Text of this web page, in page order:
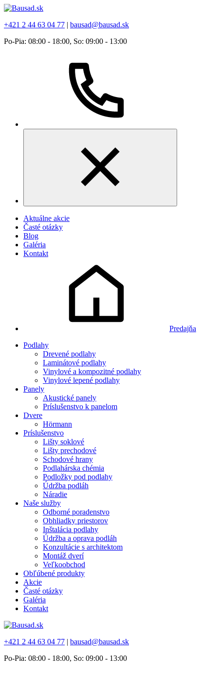
+421 2 44 63 04 77 | bausad@bausad.sk
Po-Pia: 08:00 - 18:00, So: 09:00 - 13:00
Aktuálne akcie
Časté otázky
Blog
Galéria
Kontakt
Predajňa
Podlahy
Drevené podlahy
Laminátové podlahy
Vinylové a kompozitné podlahy
Vinylové lepené podlahy
Panely
Akustické panely
Príslušenstvo k panelom
Dvere
Hörmann
Príslušenstvo
Lišty soklové
Lišty prechodové
Schodové hrany
Podlahárska chémia
Podložky pod podlahy
Údržba podláh
Náradie
Naše služby
Odborné poradenstvo
Obhliadky priestorov
Inštalácia podlahy
Údržba a oprava podláh
Konzultácie s architektom
Montáž dverí
Veľkoobchod
Obľúbené produkty
Akcie
Časté otázky
Galéria
Kontakt
+421 2 44 63 04 77 | bausad@bausad.sk
Po-Pia: 08:00 - 18:00, So: 09:00 - 13:00